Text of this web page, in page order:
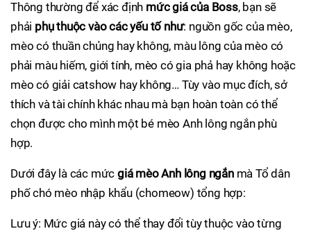
Thông thường để xác định mức giá của Boss, bạn sẽ
phải phụ thuộc vào các yếu tố như: nguồn gốc của mèo,
mèo có thuần chủng hay không, màu lông của mèo có
phải màu hiếm, giới tính, mèo có gia phả hay không hoặc
mèo có giải catshow hay không… Tùy vào mục đích, sở
thích và tài chính khác nhau mà bạn hoàn toàn có thể
chọn được cho mình một bé mèo Anh lông ngắn phù
hợp.
Dưới đây là các mức giá mèo Anh lông ngắnmà Tổ dân
phố chó mèo nhập khẩu (chomeow) tổng hợp:
Lưu ý: Mức giá này có thể thay đổi tùy thuộc vào từng